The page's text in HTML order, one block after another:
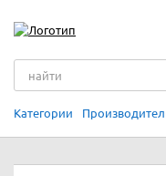
Категории